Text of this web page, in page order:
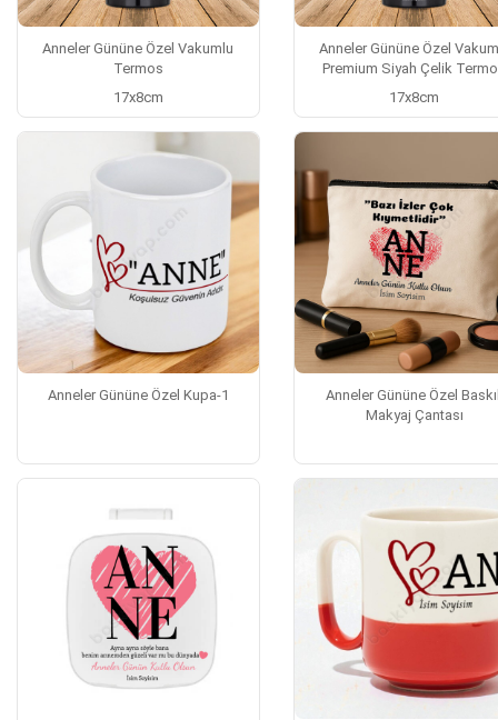
Anneler Gününe Özel Vakumlu
Termos
17x8cm
Anneler Gününe Özel
Premium Siyah Çelik
17x8cm
Anneler Gününe Özel Kupa-1
Anneler Gününe Özel
Makyaj Çantası